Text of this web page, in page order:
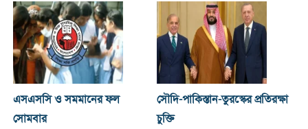
এসএসসি ও সমমানের ফল
সোমবার
সৌদি-পাকিস্তান-তুরস্কের প্রতিরক্ষা
চুক্তি